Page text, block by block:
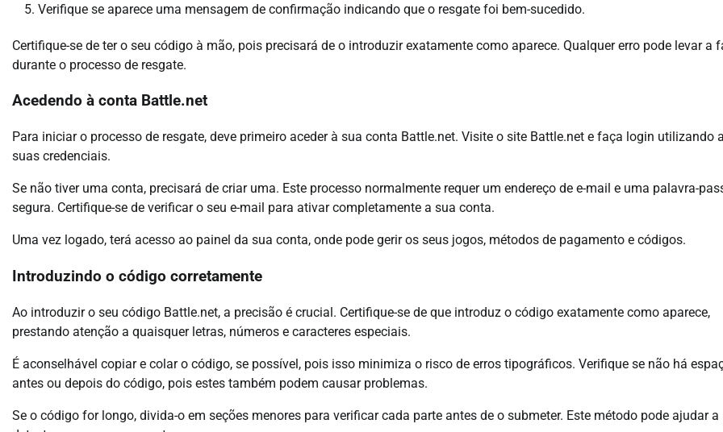
Verifique se aparece uma mensagem de confirmação indicando que o resgate foi bem-sucedido.
Certifique-se de ter o seu código à mão, pois precisará de o introduzir exatamente como aparece. Qualquer erro pode levar a
durante o processo de resgate.
Acedendo à conta Battle.net
Para iniciar o processo de resgate, deve primeiro aceder à sua conta Battle.net. Visite o site Battle.net e faça login utilizando
suas credenciais.
Se não tiver uma conta, precisará de criar uma. Este processo normalmente requer um endereço de e-mail e uma palavra-
segura. Certifique-se de verificar o seu e-mail para ativar completamente a sua conta.
Uma vez logado, terá acesso ao painel da sua conta, onde pode gerir os seus jogos, métodos de pagamento e códigos.
Introduzindo o código corretamente
Ao introduzir o seu código Battle.net, a precisão é crucial. Certifique-se de que introduz o código exatamente como aparece,
prestando atenção a quaisquer letras, números e caracteres especiais.
É aconselhável copiar e colar o código, se possível, pois isso minimiza o risco de erros tipográficos. Verifique se não há
antes ou depois do código, pois estes também podem causar problemas.
Se o código for longo, divida-o em seções menores para verificar cada parte antes de o submeter. Este método pode ajudar a